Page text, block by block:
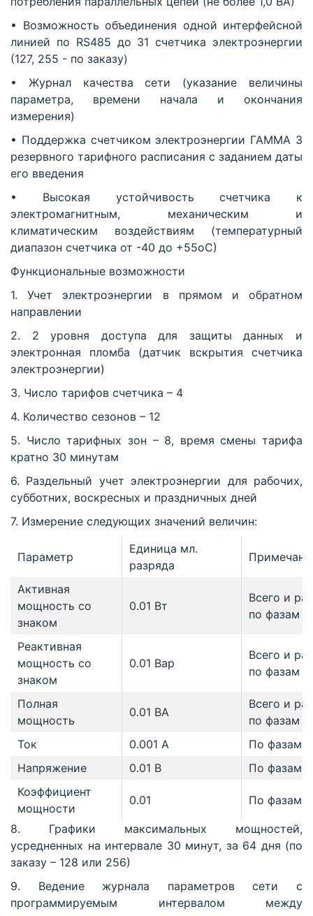
• Возможность объединения одной интерфейсной
линией по RS485 до 31 счетчика электроэнергии
(127, 255 - по заказу)
• Журнал качества сети (указание величины
параметра, времени начала и окончания
измерения)
• Поддержка счетчиком электроэнергии ГАММА 3
резервного тарифного расписания с заданием даты
его введения
• Высокая устойчивость счетчика к
электромагнитным, механическим и
климатическим воздействиям (температурный
диапазон счетчика от -40 до +55оС)
Функциональные возможности
1. Учет электроэнергии в прямом и обратном
направлении
2. 2 уровня доступа для защиты данных и
электронная пломба (датчик вскрытия счетчика
электроэнергии)
3. Число тарифов счетчика – 4
4. Количество сезонов – 12
5. Число тарифных зон – 8, время смены тарифа
кратно 30 минутам
6. Раздельный учет электроэнергии для рабочих,
субботних, воскресных и праздничных дней
7. Измерение следующих значений величин:
Параметр
Единица мл.
разряда
Активная
мощность со
знаком
0.01 Вт
Всего и
по фазам
Реактивная
мощность со
знаком
0.01 Вар
Всего и
по фазам
Полная
мощность
0.01 ВА
Всего и
по фазам
Ток
0.001 А
По фазам
Напряжение
0.01 В
По фазам
Коэффициент
мощности
0.01 По фазам
8. Графики максимальных мощностей,
усредненных на интервале 30 минут, за 64 дня (по
заказу – 128 или 256)
9. Ведение журнала параметров сети с
программируемым интервалом между